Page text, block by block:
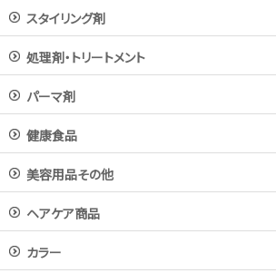
スタイリング剤
処理剤・トリートメント
パーマ剤
健康食品
美容用品その他
ヘアケア商品
カラー